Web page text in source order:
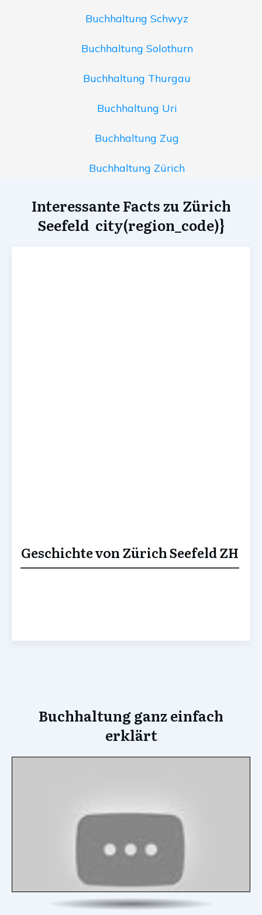
Buchhaltung Schwyz
Buchhaltung Solothurn
Buchhaltung Thurgau
Buchhaltung Uri
Buchhaltung Zug
Buchhaltung Zürich
Interessante Facts zu Zürich
Seefeld city(region_code)}
Geschichte von Zürich Seefeld ZH
Buchhaltung ganz einfach
erklärt